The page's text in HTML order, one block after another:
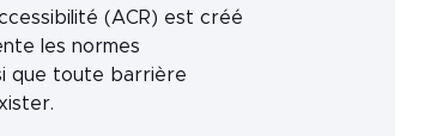
(ACR) est créé
les normes
que toute barrière